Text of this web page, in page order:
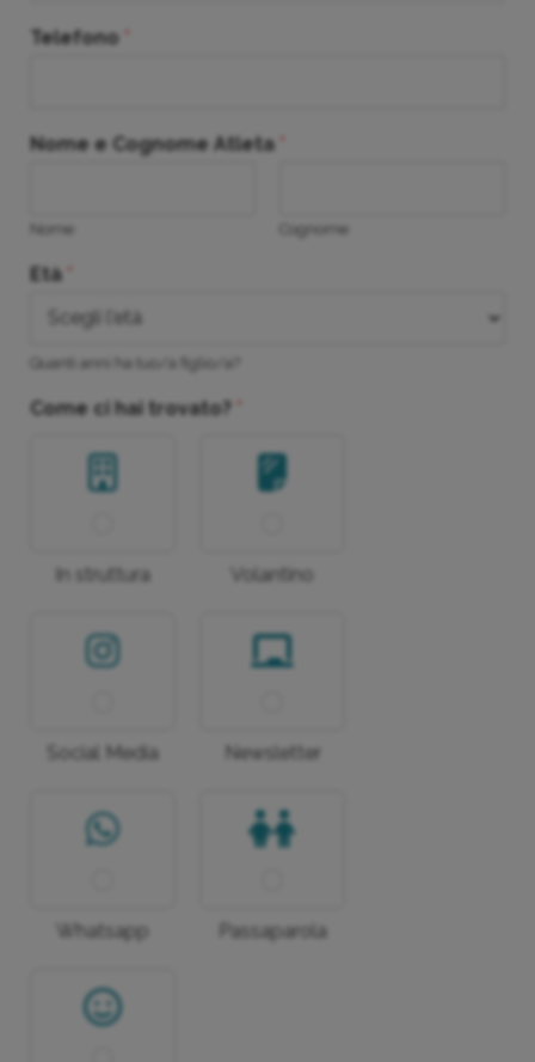
Telefono
Nome e Cognome Atleta
Nome Cognome
Età
Quanti anni ha tuo/a figlio/a?
Come ci hai trovato?
In struttura Volantino
Social Media Newsletter
Whatsapp Passaparola